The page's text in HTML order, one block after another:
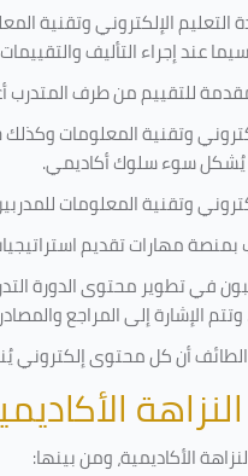
الإلكتروني وتقنية
عند إجراء التأليف
للتقييم من طرف المتدرب
وتقنية المعلومات
يُشكل سوء سلوك أكاديمي.
وتقنية المعلومات
مهارات تقديم
في تطوير محتوى الدورة
الإشارة إلى المراجع
أن كل محتوى
الأكاديمية، ومن بينها: